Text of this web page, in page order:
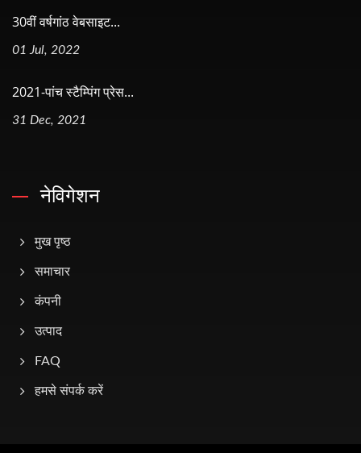
30वीं वर्षगांठ वेबसाइट...
01 Jul, 2022
2021-पांच स्टैम्पिंग प्रेस...
31 Dec, 2021
नेविगेशन
मुख पृष्ठ
समाचार
कंपनी
उत्पाद
FAQ
हमसे संपर्क करें